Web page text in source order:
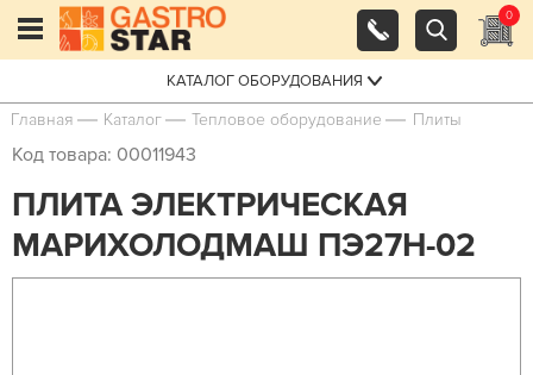
0
КАТАЛОГ ОБОРУДОВАНИЯ
Главная Каталог Тепловое оборудование Плиты
Код товара: 00011943
ПЛИТА ЭЛЕКТРИЧЕСКАЯ
МАРИХОЛОДМАШ ПЭ27Н-02